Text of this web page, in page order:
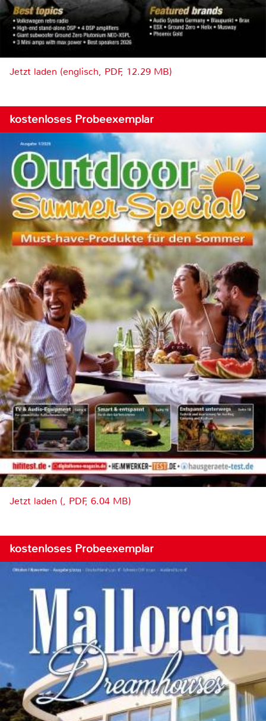
Jetzt laden (englisch, PDF, 12.29 MB)
kostenloses Probeexemplar
Jetzt laden (, PDF, 6.04 MB)
kostenloses Probeexemplar